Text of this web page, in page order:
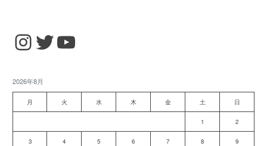
Instagram
TwitterYouTube
2026年8月
月 火 水 木 金 土 日
1 2
3 4 5 6 7 8 9